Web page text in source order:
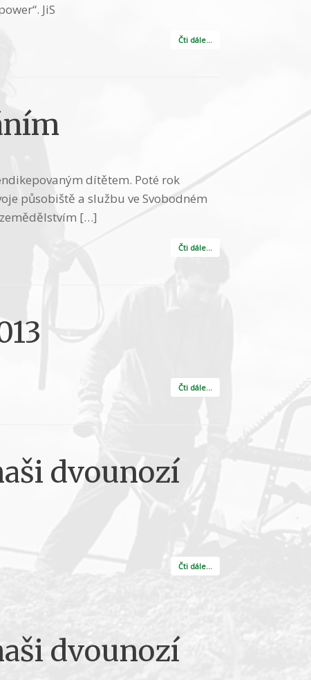
JiS
Čti dále…
dítětem. Poté rok
působiště a službu ve Svobodném
[…]
Čti dále…
Čti dále…
dvounozí
Čti dále…
dvounozí